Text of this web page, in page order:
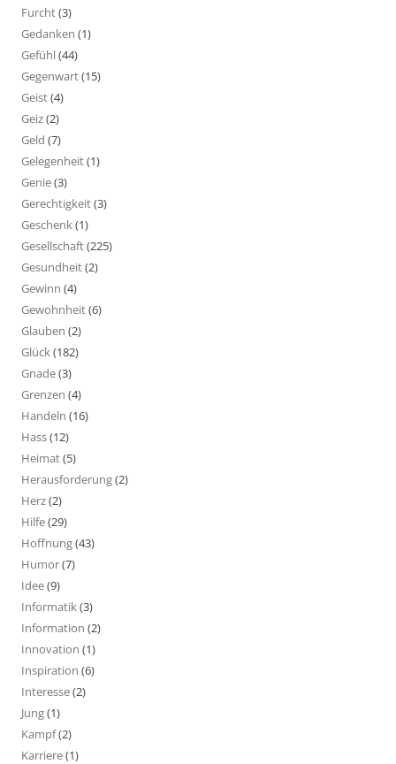
Furcht(3)
Gedanken (1)
Gefühl(44)
Gegenwart(15)
Geist(4)
Geiz(2)
Geld (7)
Gelegenheit(1)
Genie(3)
Gerechtigkeit(3)
Geschenk(1)
Gesellschaft(225)
Gesundheit(2)
Gewinn (4)
Gewohnheit(6)
Glauben (2)
Glück(182)
Gnade(3)
Grenzen (4)
Handeln (16)
Hass(12)
Heimat(5)
Herausforderung(2)
Herz(2)
Hilfe(29)
Hoffnung(43)
Humor(7)
Idee(9)
Informatik(3)
Information (2)
Innovation (1)
Inspiration (6)
Interesse(2)
Jung(1)
Kampf(2)
Karriere(1)